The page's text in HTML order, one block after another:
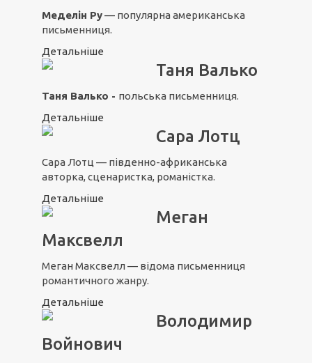
Меделін Ру— популярна американська
письменниця.
Детальніше
Таня Валько
Таня Валько - польська письменниця.
Детальніше
Сара Лотц
Сара Лотц — південно-африканська
авторка, сценаристка, романістка.
Детальніше
Меган
Максвелл
Меган Максвелл — відома письменниця
романтичного жанру.
Детальніше
Володимир
Войнович